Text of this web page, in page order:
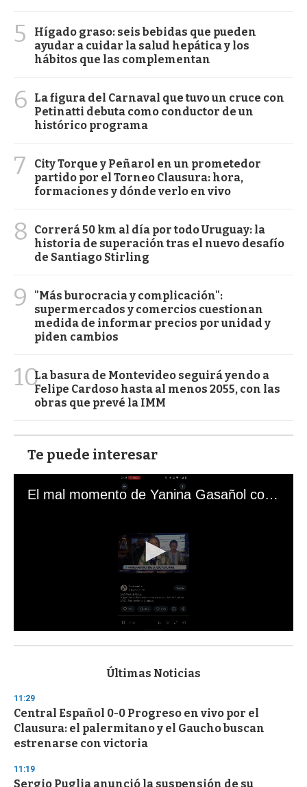
5
Hígado graso: seis bebidas que pueden
ayudar a cuidar la salud hepática y los
hábitos que las complementan
6
La figura del Carnaval que tuvo un cruce con
Petinatti debuta como conductor de un
histórico programa
7
City Torque y Peñarol en un prometedor
partido por el Torneo Clausura: hora,
formaciones y dónde verlo en vivo
8
Correrá 50 km al día por todo Uruguay: la
historia de superación tras el nuevo desafío
de Santiago Stirling
9
"Más burocracia y complicación":
supermercados y comercios cuestionan
medida de informar precios por unidad y
piden cambios
10La basura de Montevideo seguirá yendo a
Felipe Cardoso hasta al menos 2055, con las
obras que prevé la IMM
Te puede interesar
El mal momento de Yanina Gasañol con un hincha argentino en "Subrayado"
s
d
s
o
f
3
s
e
Últimas Noticias
11:29
Central Español 0-0 Progreso en vivo por el
Clausura: el palermitano y el Gaucho buscan
estrenarse con victoria
11:19
Sergio Puglia anunció la suspensión de su